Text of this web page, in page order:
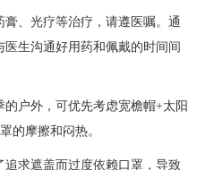
、光疗等治疗，请遵医嘱。通
生沟通好用药和佩戴的时间间
户外，可优先考虑宽檐帽+太阳
的摩擦和闷热。
求遮盖而过度依赖口罩，导致